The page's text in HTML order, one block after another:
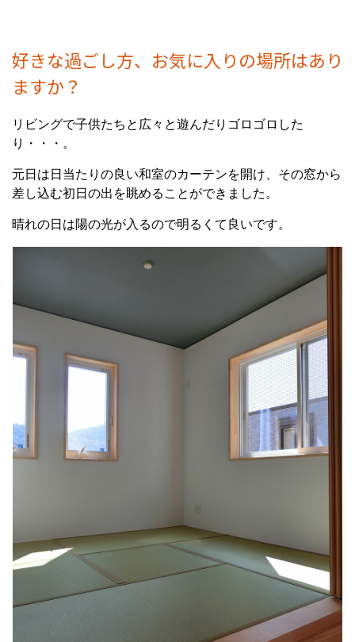
好きな過ごし方、お気に入りの場所はあり
ますか？
リビングで子供たちと広々と遊んだりゴロゴロした
り・・・。
元日は日当たりの良い和室のカーテンを開け、その窓から
差し込む初日の出を眺めることができました。
晴れの日は陽の光が入るので明るくて良いです。